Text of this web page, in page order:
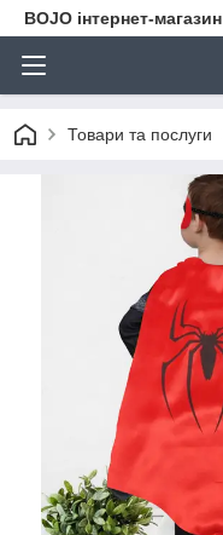
BOJO інтернет-магазин
Товари та послуги